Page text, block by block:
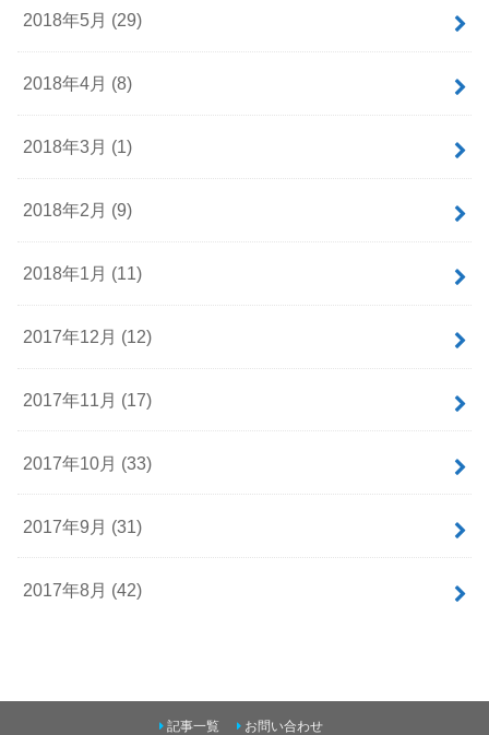
2018年5月 (29)
2018年4月 (8)
2018年3月 (1)
2018年2月 (9)
2018年1月 (11)
2017年12月 (12)
2017年11月 (17)
2017年10月 (33)
2017年9月 (31)
2017年8月 (42)
記事一覧 お問い合わせ